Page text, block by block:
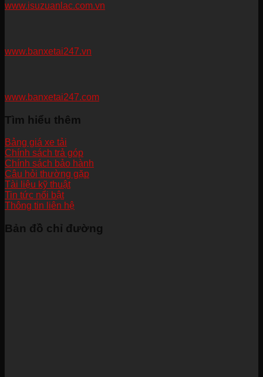
www.isuzuanlac.com.vn
www.banxetai247.vn
www.banxetai247.com
Tìm hiểu thêm
Bảng giá xe tải
Chính sách trả góp
Chính sách bảo hành
Câu hỏi thường gặp
Tài liệu kỹ thuật
Tin tức nổi bật
Thông tin liên hệ
Bản đồ chỉ đường